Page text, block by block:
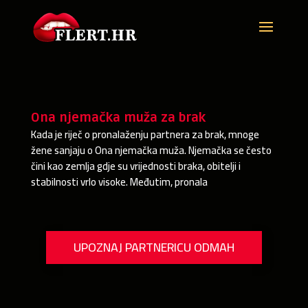
Ona njemačka muža za brak
Kada je riječ o pronalaženju partnera za brak, mnoge
žene sanjaju o Ona njemačka muža. Njemačka se često
čini kao zemlja gdje su vrijednosti braka, obitelji i
stabilnosti vrlo visoke. Međutim, pronala
UPOZNAJ PARTNERICU ODMAH